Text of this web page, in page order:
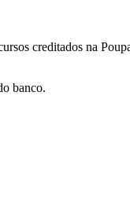
creditados na
banco.